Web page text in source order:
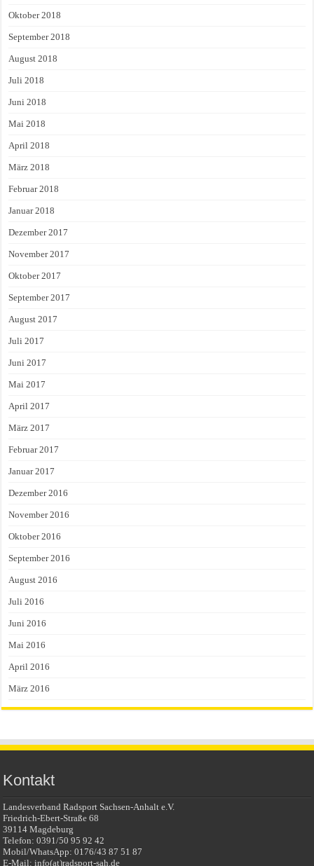
Oktober 2018
September 2018
August 2018
Juli 2018
Juni 2018
Mai 2018
April 2018
März 2018
Februar 2018
Januar 2018
Dezember 2017
November 2017
Oktober 2017
September 2017
August 2017
Juli 2017
Juni 2017
Mai 2017
April 2017
März 2017
Februar 2017
Januar 2017
Dezember 2016
November 2016
Oktober 2016
September 2016
August 2016
Juli 2016
Juni 2016
Mai 2016
April 2016
März 2016
Kontakt
Landesverband Radsport Sachsen-Anhalt e.V.
Friedrich-Ebert-Straße 68
39114 Magdeburg
Telefon: 0391/50 95 92 42
Mobil/WhatsApp: 0176/43 87 51 87
E-Mail: info(at)radsport-sah.de